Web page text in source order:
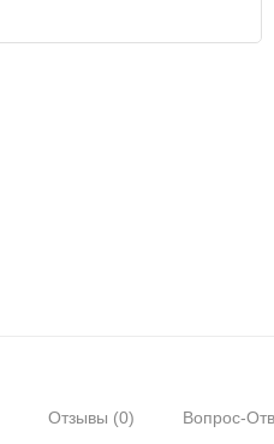
Отзывы (0) Вопрос-